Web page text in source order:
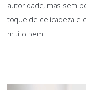
autoridade, mas sem
toque de delicadeza e
muito bem.